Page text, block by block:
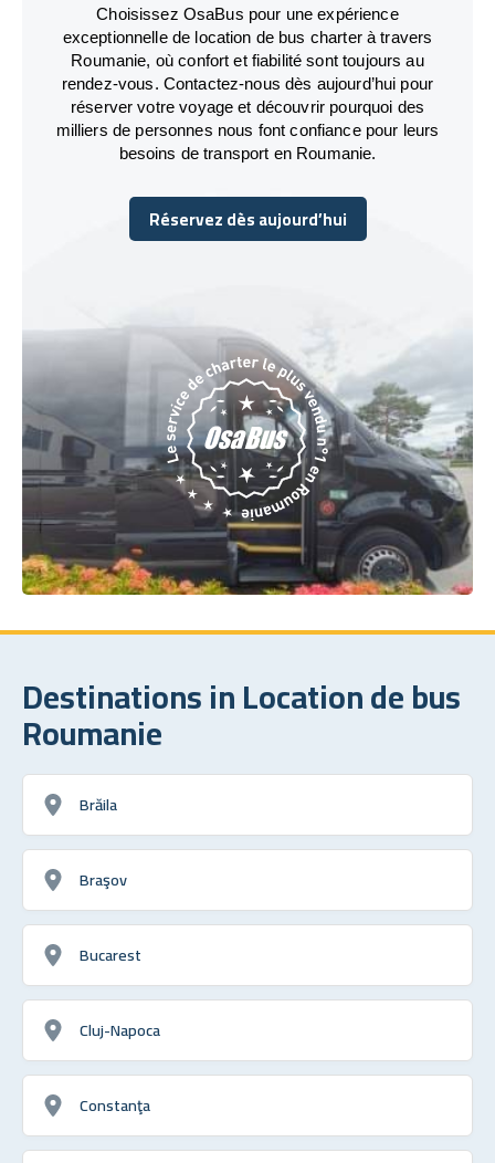
Choisissez OsaBus pour une expérience
exceptionnelle de location de bus charter à travers
Roumanie, où confort et fiabilité sont toujours au
rendez-vous. Contactez-nous dès aujourd’hui pour
réserver votre voyage et découvrir pourquoi des
milliers de personnes nous font confiance pour leurs
besoins de transport en Roumanie.
Réservez dès aujourd’hui
Réservez dès aujourd’hui
Destinations in Location de bus
Roumanie
Brăila
Braşov
Bucarest
Cluj-Napoca
Constanţa